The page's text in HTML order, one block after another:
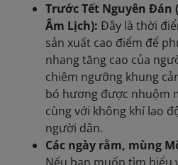
Trước Tết Nguyên Đán
Âm Lịch): Đây là thời
sản xuất cao điểm để
nhang tăng cao của
chiêm ngưỡng khung
bó hương được nhuộm
cùng với không khí lao
người dân.
Các ngày rằm, mùng